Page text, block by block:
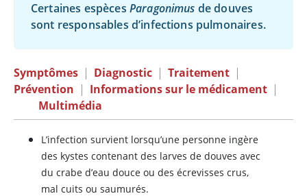
Certaines espèces Paragonimus de douves
sont responsables d’infections pulmonaires.
Symptômes | Diagnostic | Traitement |
Prévention | Informations sur le médicament |
Multimédia
L’infection survient lorsqu’une personne ingère
des kystes contenant des larves de douves avec
du crabe d’eau douce ou des écrevisses crus,
mal cuits ou saumurés.